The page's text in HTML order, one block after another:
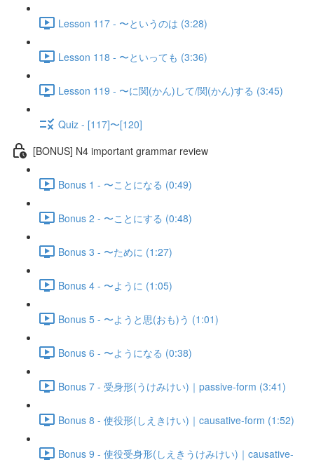
Lesson 117 - 〜というのは (3:28)
Lesson 118 - 〜といっても (3:36)
Lesson 119 - 〜に関(かん)して/関(かん)する (3:45)
Quiz - [117]〜[120]
[BONUS] N4 important grammar review
Bonus 1 - 〜ことになる (0:49)
Bonus 2 - 〜ことにする (0:48)
Bonus 3 - 〜ために (1:27)
Bonus 4 - 〜ように (1:05)
Bonus 5 - 〜ようと思(おも)う (1:01)
Bonus 6 - 〜ようになる (0:38)
Bonus 7 - 受身形(うけみけい)｜passive-form (3:41)
Bonus 8 - 使役形(しえきけい)｜causative-form (1:52)
Bonus 9 - 使役受身形(しえきうけみけい)｜causative-